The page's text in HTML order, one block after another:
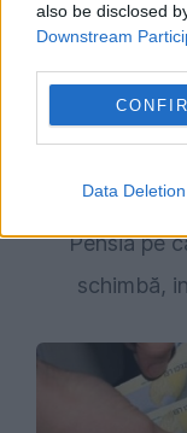
also be disclosed
Downstream
Data Deletion
Pensia pe
schimbă,